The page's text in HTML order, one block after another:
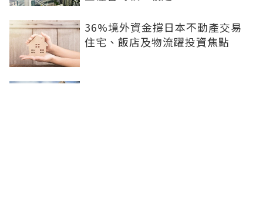
36%境外資金撐日本不動產交易
住宅、飯店及物流躍投資焦點